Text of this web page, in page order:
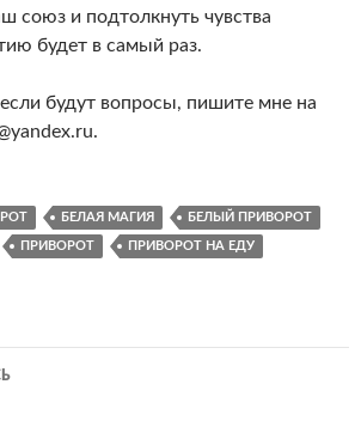
союз и подтолкнуть чувства
будет в самый раз.
будут вопросы, пишите мне на
БЕЛАЯ МАГИЯ БЕЛЫЙ ПРИВОРОТ
ПРИВОРОТ ПРИВОРОТ НА ЕДУ